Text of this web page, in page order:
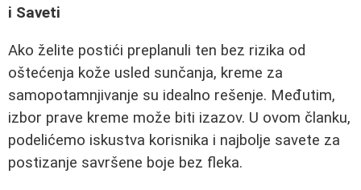
i Saveti
Ako želite postići preplanuli ten bez rizika od
oštećenja kože usled sunčanja, kreme za
samopotamnjivanje su idealno rešenje. Međutim,
izbor prave kreme može biti izazov. U ovom članku,
podelićemo iskustva korisnika i najbolje savete za
postizanje savršene boje bez fleka.